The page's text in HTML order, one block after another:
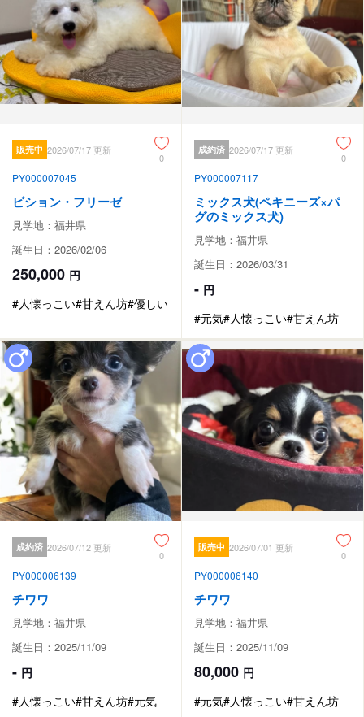
販売中 2026/07/17 更新
0
PY000007045
ビション・フリーゼ
見学地：福井県
誕生日：2026/02/06
250,000 円
#人懐っこい#甘えん坊#優しい
成約済 2026/07/17 更新
0
PY000007117
ミックス犬(ペキニーズ×パ
グのミックス犬)
見学地：福井県
誕生日：2026/03/31
- 円
#元気#人懐っこい#甘えん坊
成約済 2026/07/12 更新
0
PY000006139
チワワ
見学地：福井県
誕生日：2025/11/09
- 円
#人懐っこい#甘えん坊#元気
販売中 2026/07/01 更新
0
PY000006140
チワワ
見学地：福井県
誕生日：2025/11/09
80,000 円
#元気#人懐っこい#甘えん坊